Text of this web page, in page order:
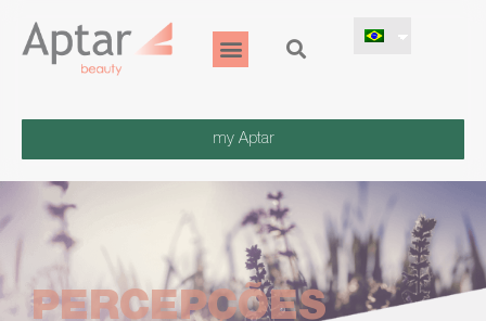
my Aptar
PERCEPÇÕES